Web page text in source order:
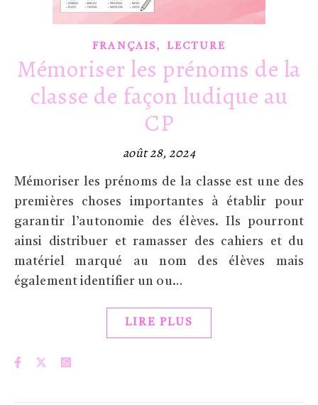
FRANÇAIS ,LECTURE
Mémoriser les prénoms de la
classe de façon ludique au
CP
août 28, 2024
Mémoriser les prénoms de la classe est une des
premières choses importantes à établir pour
garantir l’autonomie des élèves. Ils pourront
ainsi distribuer et ramasser des cahiers et du
matériel marqué au nom des élèves mais
également identifier un ou…
LIRE PLUS